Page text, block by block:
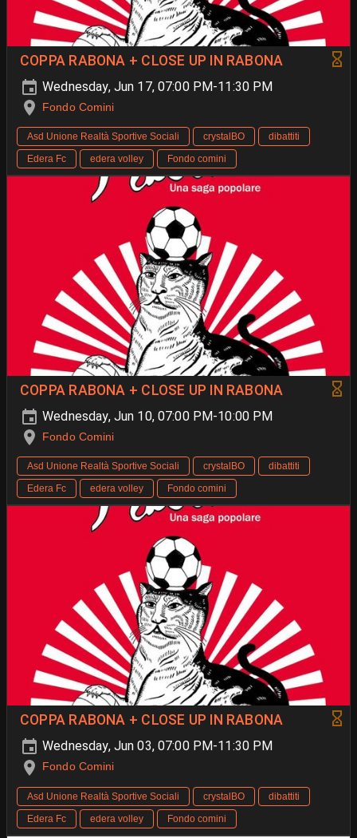
COPPA RABONA + CLOSE UP IN RABONA
Wednesday, Jun 17, 07:00 PM-11:30 PM
Fondo Comini
Asd Unione Realtà Sportive Sociali crystalBO
dibattiti
Edera Fc
edera volley Fondo comini
COPPA RABONA + CLOSE UP IN RABONA
Wednesday, Jun 10, 07:00 PM-10:00 PM
Fondo Comini
Asd Unione Realtà Sportive Sociali crystalBO
dibattiti
Edera Fc
edera volley Fondo comini
COPPA RABONA + CLOSE UP IN RABONA
Wednesday, Jun 03, 07:00 PM-11:30 PM
Fondo Comini
Asd Unione Realtà Sportive Sociali crystalBO
dibattiti
Edera Fc
edera volley Fondo comini